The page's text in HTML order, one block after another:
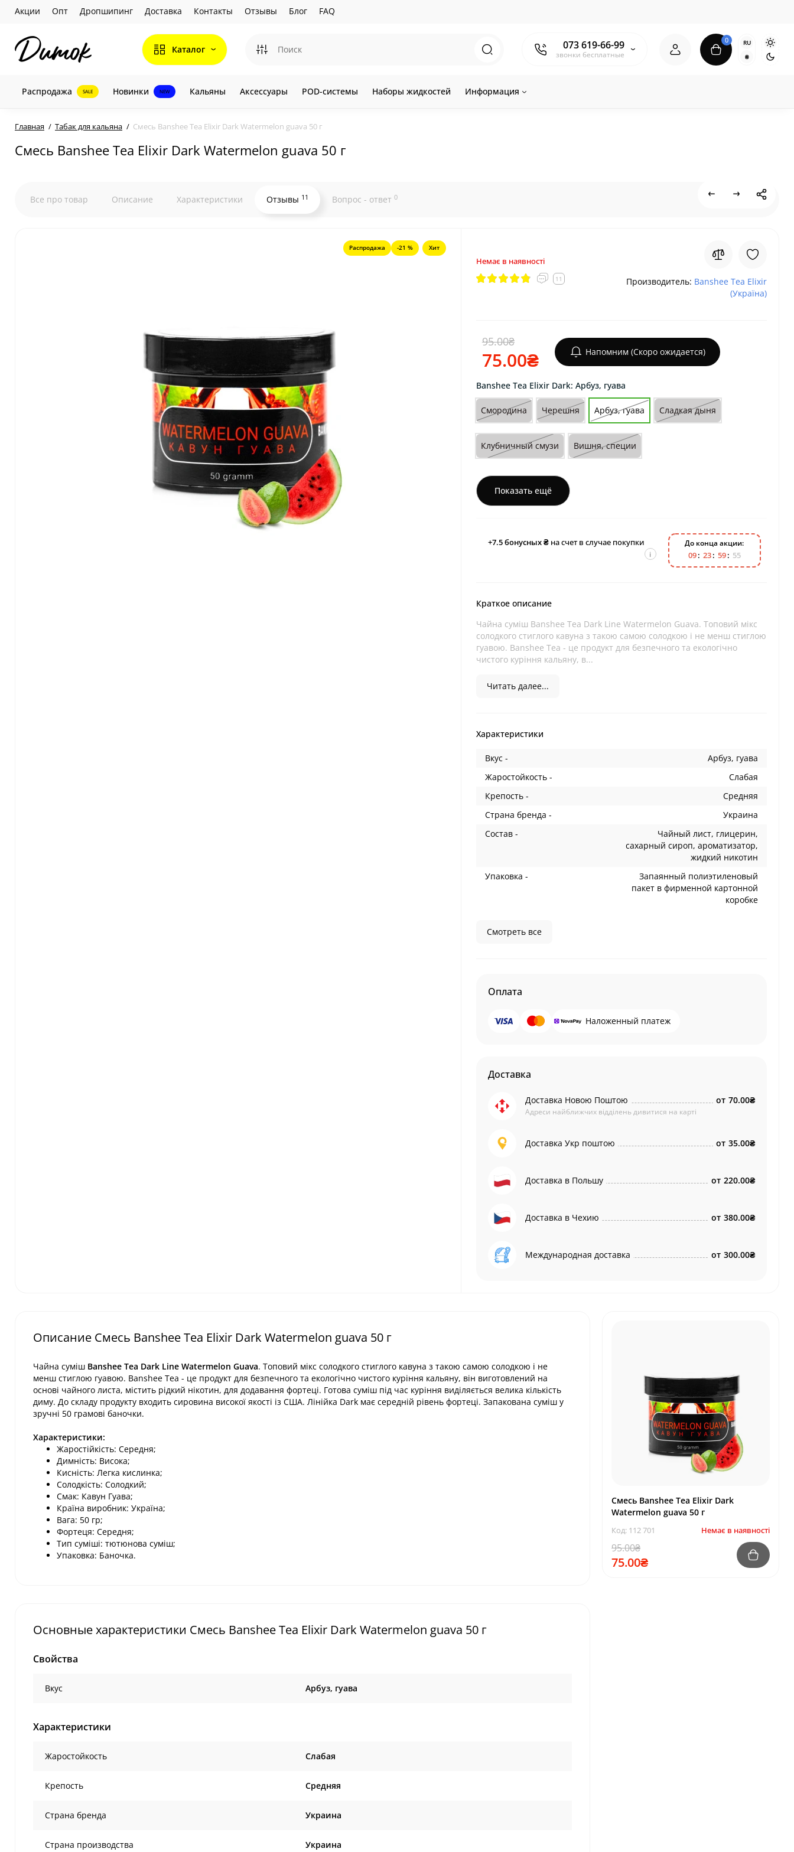
Акции Опт Дропшипинг Доставка Контакты Отзывы Блог FAQ
Каталог 073 619-66-99
звонки бесплатные
0
RU
₴
Распродажа SALE Новинки NEW Кальяны Аксессуары POD-системы Наборы жидкостей Информация
Главная Табак для кальяна Смесь Banshee Tea Elixir Dark Watermelon guava 50 г
Смесь Banshee Tea Elixir Dark Watermelon guava 50 г
Все про товар Описание Характеристики Отзывы 11 Вопрос - ответ 0
Распродажа -21 % Хит
Немає в наявності
11 Производитель: Banshee Tea Elixir
(Україна)
95.00₴
75.00₴ Напомним (Скоро ожидается)
Banshee Tea Elixir Dark: Арбуз, гуава
Смородина Черешня Арбуз, гуава Сладкая дыня
Клубничный смузи Вишня, специи
Показать ещё
+7.5бонусных ₴на счет в случае покупки
i
До конца акции:
09 23 59 54
Краткое описание
Чайна суміш Banshee Tea Dark Line Watermelon Guava. Топовий мікс
солодкого стиглого кавуна з такою самою солодкою і не менш стиглою
гуавою. Banshee Tea - це продукт для безпечного та екологічно
чистого куріння кальяну, в...
Читать далее...
Характеристики
Вкус -
Арбуз, гуава
Жаростойкость -
Слабая
Крепость -
Средняя
Страна бренда -
Украина
Состав -
Чайный лист, глицерин,
сахарный сироп, ароматизатор,
жидкий никотин
Упаковка -
Запаянный полиэтиленовый
пакет в фирменной картонной
коробке
Смотреть все
Оплата
Наложенный платеж
Доставка
Доставка Новою Поштою
Адреси найближчих відділень дивитися на карті
от 70.00₴
Доставка Укр поштою от 35.00₴
Доставка в Польшу от 220.00₴
Доставка в Чехию от 380.00₴
Международная доставка от 300.00₴
Описание Смесь Banshee Tea Elixir Dark Watermelon guava 50 г
Чайна суміш Banshee Tea Dark Line Watermelon Guava. Топовий мікс солодкого стиглого кавуна з такою самою солодкою і не
менш стиглою гуавою. Banshee Tea - це продукт для безпечного та екологічно чистого куріння кальяну, він виготовлений на
основі чайного листа, містить рідкий нікотин, для додавання фортеці. Готова суміш під час куріння виділяється велика кількість
диму. До складу продукту входить сировина високої якості із США. Лінійка Dark має середній рівень фортеці. Запакована суміш у
зручні 50 грамові баночки.
Характеристики:
Жаростійкість: Середня;
Димність: Висока;
Кисність: Легка кислинка;
Солодкість: Солодкий;
Смак: Кавун Гуава;
Країна виробник: Україна;
Вага: 50 гр;
Фортеця: Середня;
Тип суміші: тютюнова суміш;
Упаковка: Баночка.
Основные характеристики Смесь Banshee Tea Elixir Dark Watermelon guava 50 г
Свойства
Вкус Арбуз, гуава
Характеристики
Жаростойкость Слабая
Крепость Средняя
Страна бренда Украина
Страна производства Украина
Смесь Banshee Tea Elixir Dark
Watermelon guava 50 г
Код: 112 701 Немає в наявності
95.00₴
75.00₴